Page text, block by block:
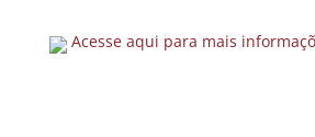
Acesse aqui para mais